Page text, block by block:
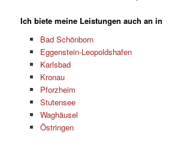
Ich biete meine Leistungen auch an in
Bad Schönborn
Eggenstein-Leopoldshafen
Karlsbad
Kronau
Pforzheim
Stutensee
Waghäusel
Östringen